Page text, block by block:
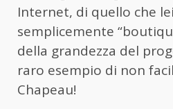
Internet, di quello che
semplicemente
della grandezza del
raro esempio di non
Chapeau!